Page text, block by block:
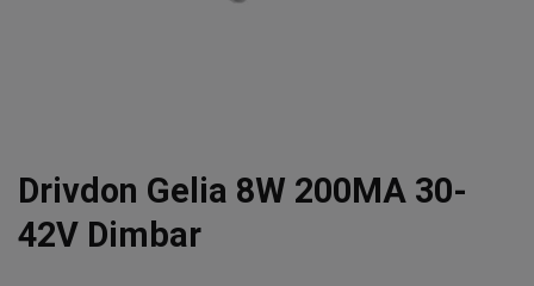
Drivdon Gelia 8W 200MA 30-
42V Dimbar